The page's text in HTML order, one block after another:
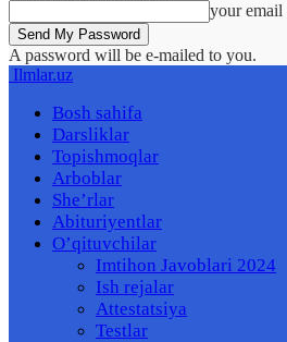
your email
A password will be e-mailed to you.
Ilmlar.uz
Bosh sahifa
Darsliklar
Topishmoqlar
Arboblar
She’rlar
Abituriyentlar
O’qituvchilar
Imtihon Javoblari 2024
Ish rejalar
Attestatsiya
Testlar